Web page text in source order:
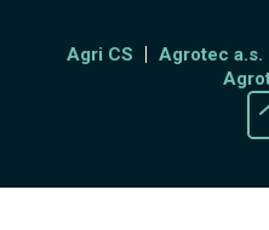
Agri CS Agrotec a.s.